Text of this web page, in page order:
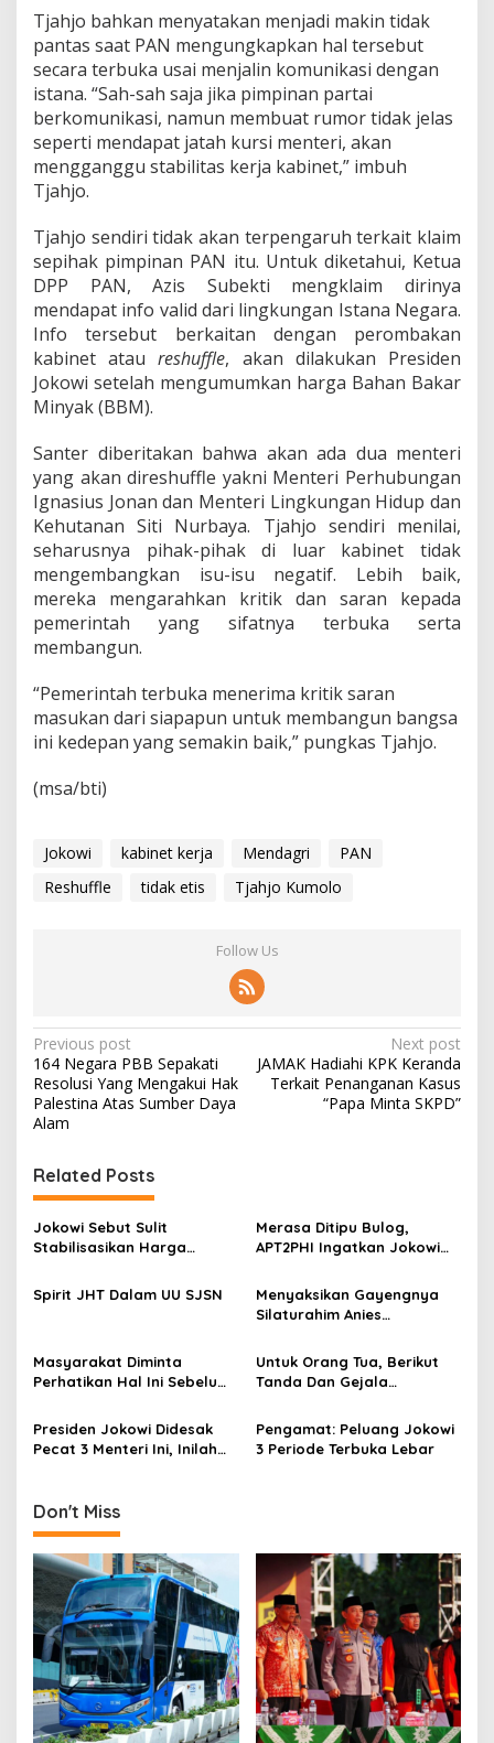
n
g
k
a
n
I
s
u
a
t
i
f
Tjahjo bahkan menyatakan menjadi makin tidak
pantas saat PAN mengungkapkan hal tersebut
secara terbuka usai menjalin komunikasi dengan
istana. “Sah-sah saja jika pimpinan partai
berkomunikasi, namun membuat rumor tidak jelas
seperti mendapat jatah kursi menteri, akan
mengganggu stabilitas kerja kabinet,” imbuh
Tjahjo.
Tjahjo sendiri tidak akan terpengaruh terkait klaim
sepihak pimpinan PAN itu. Untuk diketahui, Ketua
DPP PAN, Azis Subekti mengklaim dirinya
mendapat info valid dari lingkungan Istana Negara.
Info tersebut berkaitan dengan perombakan
kabinet ataureshuffle, akan dilakukan Presiden
Jokowi setelah mengumumkan harga Bahan Bakar
Minyak (BBM).
Santer diberitakan bahwa akan ada dua menteri
yang akan direshuffle yakni Menteri Perhubungan
Ignasius Jonan dan Menteri Lingkungan Hidup dan
Kehutanan Siti Nurbaya. Tjahjo sendiri menilai,
seharusnya pihak-pihak di luar kabinet tidak
mengembangkan isu-isu negatif. Lebih baik,
mereka mengarahkan kritik dan saran kepada
pemerintah yang sifatnya terbuka serta
membangun.
“Pemerintah terbuka menerima kritik saran
masukan dari siapapun untuk membangun bangsa
ini kedepan yang semakin baik,” pungkas Tjahjo.
(msa/bti)
Jokowi kabinet kerja Mendagri
PAN
Reshuffle
tidak etis Tjahjo Kumolo
Follow Us
P
o
s
t
n
a
v
i
g
t
i
o
n
Previous post
164 Negara PBB Sepakati
Resolusi Yang Mengakui Hak
Palestina Atas Sumber Daya
Alam
Next post
JAMAK Hadiahi KPK Keranda
Terkait Penanganan Kasus
“Papa Minta SKPD”
Related Posts
Jokowi Sebut Sulit
Stabilisasikan Harga
Asal Ada Kemauan Serius!
Merasa Ditipu Bulog,
APT2PHI Ingatkan Jokowi
Harga Beras Nasional
Spirit JHT Dalam UU SJSN
Menyaksikan Gayengnya
Silaturahim Anies
Kesehatan Indonesia di
Rumah Lebak Bulus
Masyarakat Diminta
Perhatikan Hal Ini Sebelum
Untuk Orang Tua, Berikut
Tanda Dan Gejala
Anak
Presiden Jokowi Didesak
Pecat 3 Menteri Ini, Inilah
Pengamat: Peluang Jokowi
3 Periode Terbuka Lebar
Don't Miss